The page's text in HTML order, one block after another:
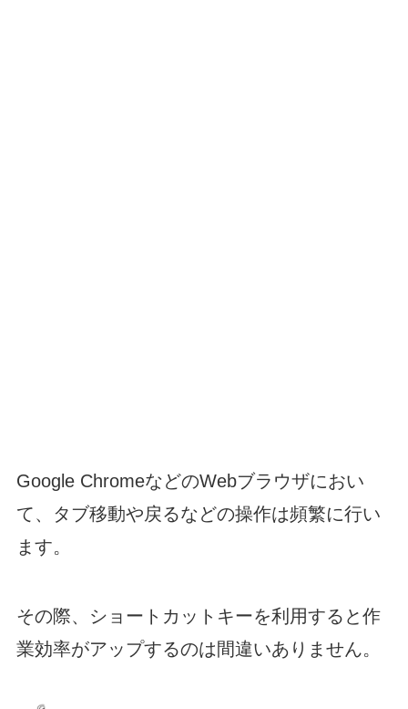
Google ChromeなどのWebブラウザにおい
て、タブ移動や戻るなどの操作は頻繁に行い
ます。
その際、ショートカットキーを利用すると作
業効率がアップするのは間違いありません。